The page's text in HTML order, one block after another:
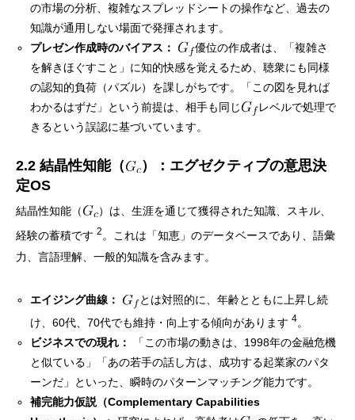
の市場の分析、複雑なスプレッドシートの操作など、過去の
知識が通用しない場面で発揮されます。
プレゼン作成時のバイアス：
優位の作成者は、「複雑さ
を解きほぐすこと」に知的快感を覚えるため、聴衆にも同様
の認知的負荷（パズル）を課しがちです。「この図を見れば
わかるはずだ」という前提は、相手も同じ
レベルで処理で
きるという誤認に基づいています。
2.2 結晶性知能（
）：エグゼクティブの意思決
定OS
結晶性知能（
）は、生涯を通じて獲得された知識、スキル、
経験の蓄積です 2 。これは「知恵」のデータベースであり、語彙
力、言語理解、一般的知識を含みます。
エイジング曲線：
とは対照的に、年齢とともに上昇し続
け、60代、70代でも維持・向上する傾向があります4。
ビジネスでの現れ：
「この市場の動きは、1998年の金融危機
と似ている」「あの若手の話し方は、成功する起業家のパタ
ーンだ」といった、瞬時のパターンマッチング能力です。
補完能力仮説（Complementary Capabilities